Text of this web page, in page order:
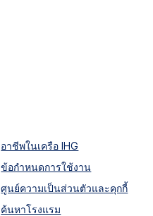
อาชีพในเครือ IHG
ข้อกำหนดการใช้งาน
ศูนย์ความเป็นส่วนตัวและคุกกี้
ค้นหาโรงแรม